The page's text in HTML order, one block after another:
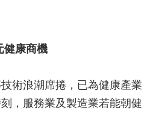
健康商機
術浪潮席捲，已為健康產業
，服務業及製造業若能朝健